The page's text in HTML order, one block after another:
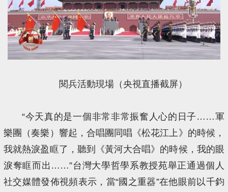
閱兵活動現場（央視直播截屏）
“今天真的是一個非常非常振奮人心的日子……軍
樂團（奏樂）響起，合唱團同唱《松花江上》的時候，
我就熱淚盈眶了，聽到《黃河大合唱》的時候，我的眼
淚奪眶而出……”台灣大學哲學系教授苑舉正通過個人
社交媒體發佈視頻表示，當“國之重器”在他眼前以千鈞